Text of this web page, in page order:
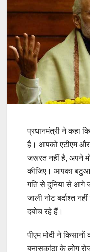
प्रधानमंत्री ने कहा
है। आपको एटीएम और
जरूरत नहीं है, अपने
कीजिए। आपका बटुआ
गति से दुनिया से आगे
जाली नोट बर्दाश्त
दबोच रहे हैं।
पीएम मोदी ने
बनासकांठा के लोग